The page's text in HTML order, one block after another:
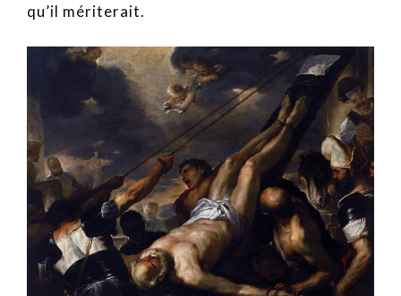
qu’il mériterait.